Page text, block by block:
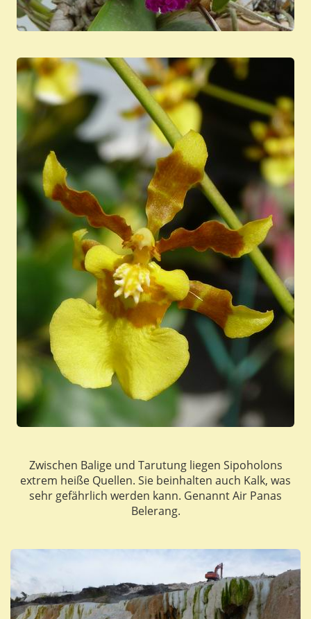
Zwischen Balige und Tarutung liegen Sipoholons
extrem heiße Quellen. Sie beinhalten auch Kalk, was
sehr gefährlich werden kann. Genannt Air Panas
Belerang.